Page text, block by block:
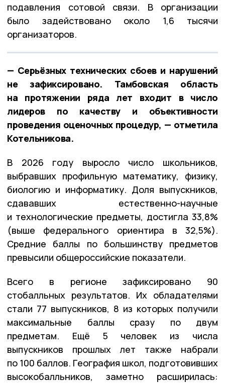
подавления сотовой связи. В организации
было задействовано около 1,6 тысячи
организаторов.
— Серьёзных технических сбоев и нарушений
не зафиксировано. Тамбовская область
на протяжении ряда лет входит в число
лидеров по качеству и объективности
проведения оценочных процедур, — отметила
Котельникова.
В 2026 году выросло число школьников,
выбравших профильную математику, физику,
биологию и информатику. Доля выпускников,
сдававших естественно-научные
и технологические предметы, достигла 33,8%
(выше федерального ориентира в 32,5%).
Средние баллы по большинству предметов
превысили общероссийские показатели.
Всего в регионе зафиксировано 90
стобалльных результатов. Их обладателями
стали 77 выпускников, 8 из которых получили
максимальные баллы сразу по двум
предметам. Ещё 5 человек из числа
выпускников прошлых лет также набрали
по 100 баллов. География школ, подготовивших
высокобалльников, заметно расширилась: